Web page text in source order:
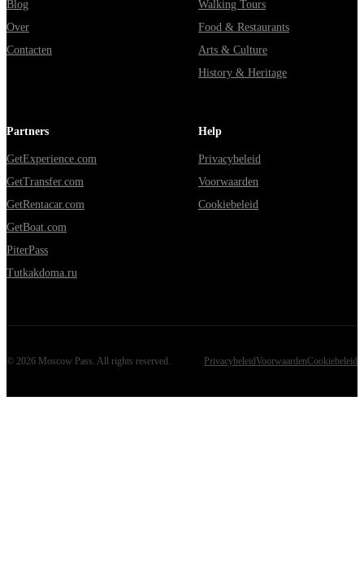
Blog
Over
Contacten
Walking Tours
Food & Restaurants
Arts & Culture
History & Heritage
Partners
GetExperience.com
GetTransfer.com
GetRentacar.com
GetBoat.com
PiterPass
Tutkakdoma.ru
Help
Privacybeleid
Voorwaarden
Cookiebeleid
© 2026 Moscow Pass . All rights reserved. PrivacybeleidVoorwaardenCookiebeleid